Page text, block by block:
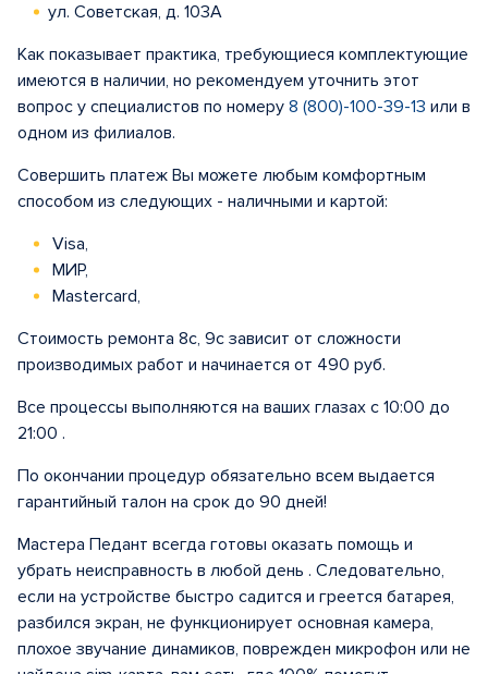
ул. Советская, д. 103А
Как показывает практика, требующиеся комплектующие
имеются в наличии, но рекомендуем уточнить этот
вопрос у специалистов по номеру 8 (800)-100-39-13 или в
одном из филиалов.
Совершить платеж Вы можете любым комфортным
способом из следующих - наличными и картой:
Visa,
МИР,
Mastercard,
Стоимость ремонта 8с, 9с зависит от сложности
производимых работ и начинается от 490 руб.
Все процессы выполняются на ваших глазах с 10:00 до
21:00 .
По окончании процедур обязательно всем выдается
гарантийный талон на срок до 90 дней!
Мастера Педант всегда готовы оказать помощь и
убрать неисправность в любой день . Следовательно,
если на устройстве быстро садится и греется батарея,
разбился экран, не функционирует основная камера,
плохое звучание динамиков, поврежден микрофон или не